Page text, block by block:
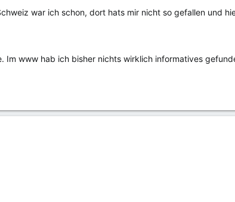
war ich schon, dort hats mir nicht so gefallen und
Im www hab ich bisher nichts wirklich informatives